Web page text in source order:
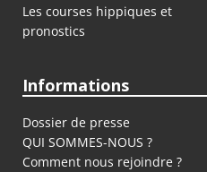
Les courses hippiques et
pronostics
Informations
Dossier de presse
QUI SOMMES-NOUS ?
Comment nous rejoindre ?